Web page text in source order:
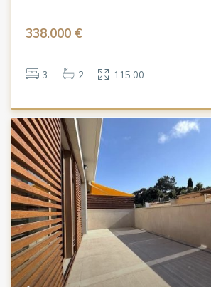
338.000 €
3 2 115.00